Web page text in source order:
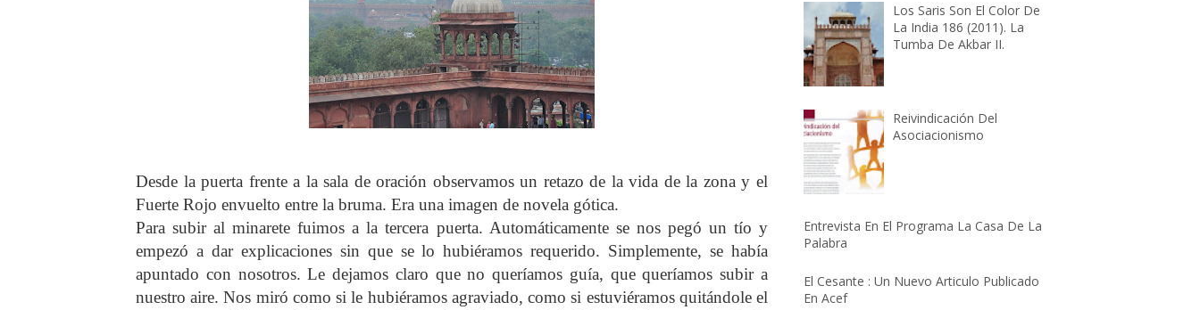
Desde la puerta frente a la sala de oración observamos un retazo de la vida de la zona y el
Fuerte Rojo envuelto entre la bruma. Era una imagen de novela gótica.
Para subir al minarete fuimos a la tercera puerta. Automáticamente se nos pegó un tío y
empezó a dar explicaciones sin que se lo hubiéramos requerido. Simplemente, se había
apuntado con nosotros. Le dejamos claro que no queríamos guía, que queríamos subir a
nuestro aire. Nos miró como si le hubiéramos agraviado, como si estuviéramos quitándole el
Los Saris Son El Color De
La India 186 (2011). La
Tumba De Akbar II.
Reivindicación Del
Asociacionismo
Entrevista En El Programa La Casa De La
Palabra
El Cesante : Un Nuevo Articulo Publicado
En Acef